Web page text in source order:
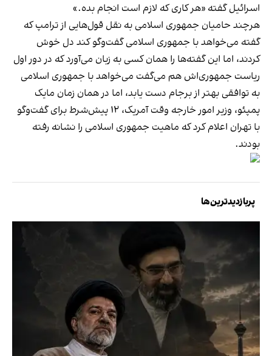
اسرائیل گفته «هر کاری که لازم است انجام بده.»
هرچند حامیان جمهوری اسلامی به نقل قول‌هایی از ترامپ که
گفته می‌خواهد با جمهوری اسلامی گفت‌وگو کند دل خوش
کردند، اما این گفته‌ها را همان کسی به زبان می‌آورد که در دور اول
ریاست جمهوری‌اش هم می‌گفت می‌خواهد با جمهوری اسلامی
به توافقی بهتر از برجام دست یابد، اما در همان زمان مایک
پمپئو، وزیر امور خارجه وقت آمریک، ۱۲ پیش‌شرط برای گفت‌وگو
با تهران اعلام کرد که ماهیت جمهوری اسلامی را نشانه رفته
بودند.
پربازدیدترین‌ها